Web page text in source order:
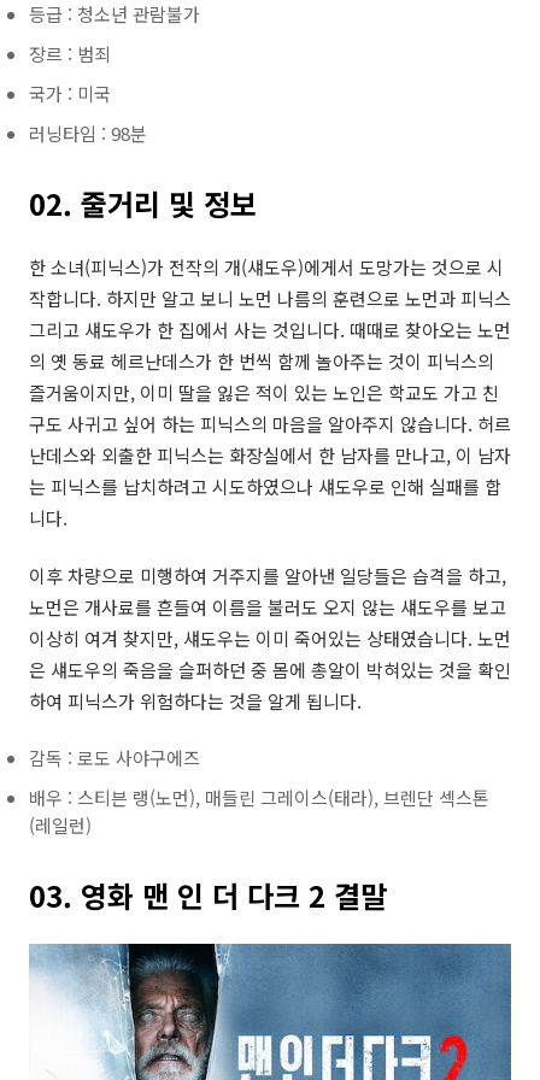
등급 : 청소년 관람불가
장르 : 범죄
국가 : 미국
러닝타임 : 98분
02. 줄거리 및 정보
한 소녀(피닉스)가 전작의 개(섀도우)에게서 도망가는 것으로 시
작합니다. 하지만 알고 보니 노먼 나름의 훈련으로 노먼과 피닉스
그리고 섀도우가 한 집에서 사는 것입니다. 때때로 찾아오는 노먼
의 옛 동료 헤르난데스가 한 번씩 함께 놀아주는 것이 피닉스의
즐거움이지만, 이미 딸을 잃은 적이 있는 노인은 학교도 가고 친
구도 사귀고 싶어 하는 피닉스의 마음을 알아주지 않습니다. 허르
난데스와 외출한 피닉스는 화장실에서 한 남자를 만나고, 이 남자
는 피닉스를 납치하려고 시도하였으나 섀도우로 인해 실패를 합
니다.
이후 차량으로 미행하여 거주지를 알아낸 일당들은 습격을 하고,
노먼은 개사료를 흔들여 이름을 불러도 오지 않는 섀도우를 보고
이상히 여겨 찾지만, 섀도우는 이미 죽어있는 상태였습니다. 노먼
은 섀도우의 죽음을 슬퍼하던 중 몸에 총알이 박혀있는 것을 확인
하여 피닉스가 위험하다는 것을 알게 됩니다.
감독 : 로도 사야구에즈
배우 : 스티븐 랭(노먼), 매들린 그레이스(태라), 브렌단 섹스톤
(레일런)
03. 영화 맨 인 더 다크 2 결말